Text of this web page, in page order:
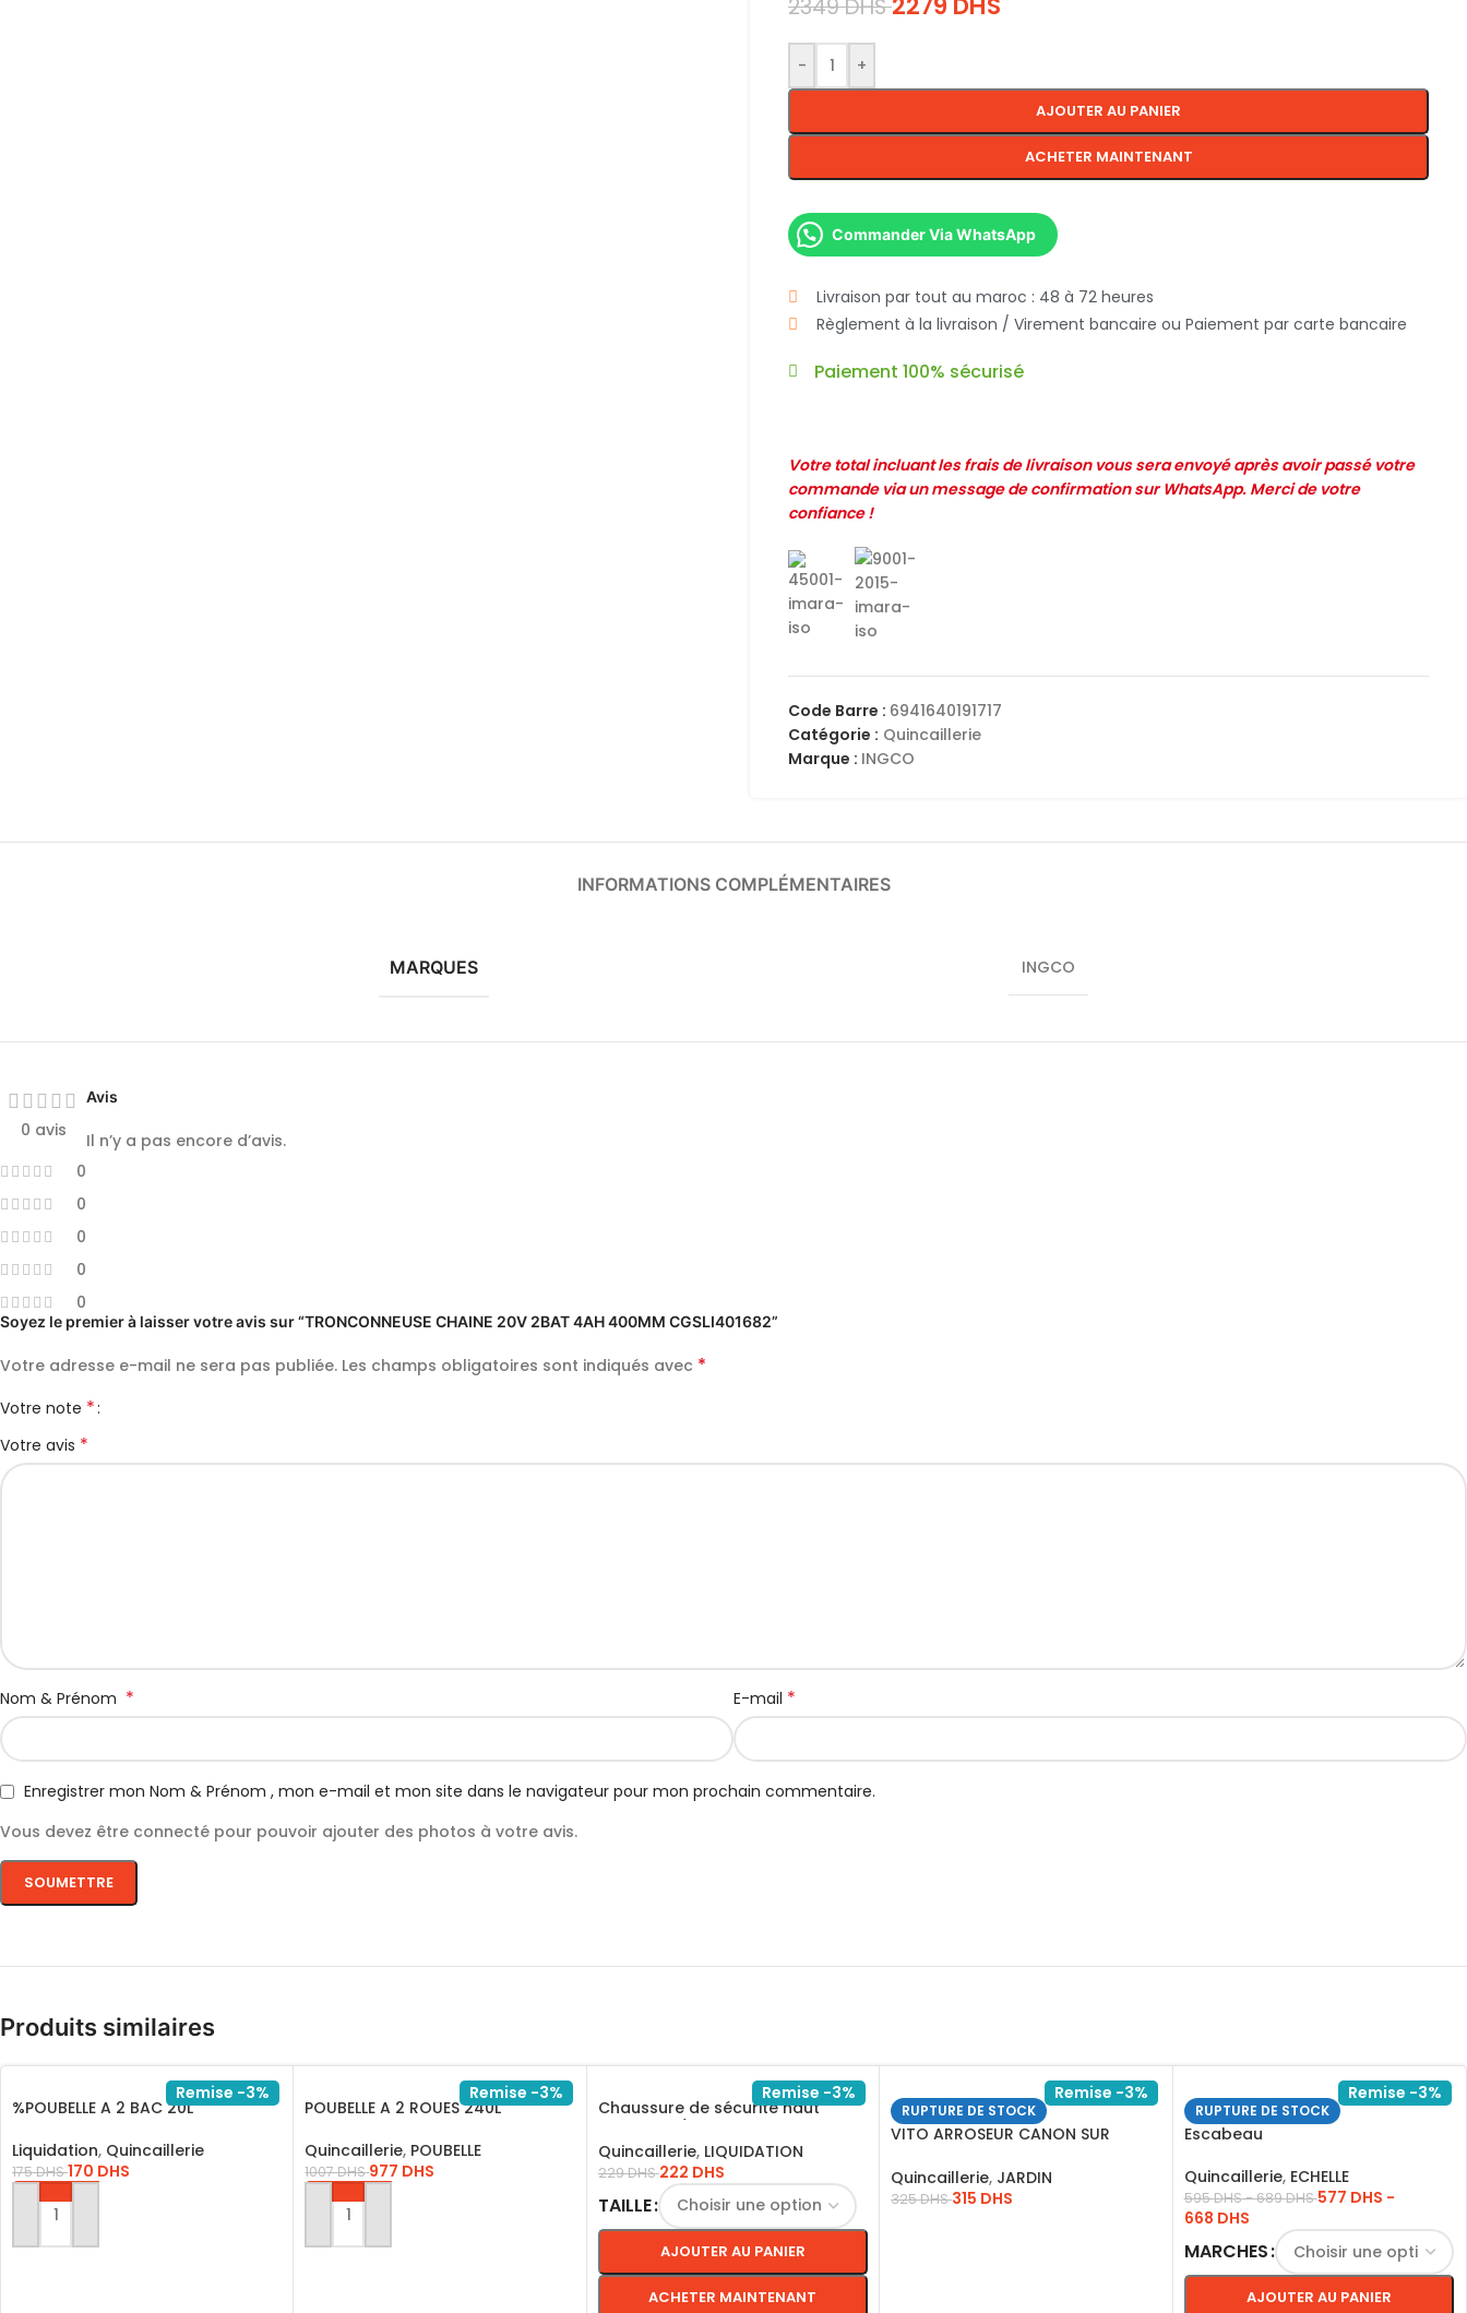
2349DHS
- +
AJOUTER AU PANIER
ACHETER MAINTENANT
Commander Via WhatsApp
Livraison par tout au maroc : 48 à 72 heures
Règlement à la livraison / Virement bancaire ou Paiement par carte bancaire
Paiement 100% sécurisé
Votre total incluant les frais de livraison vous sera envoyé après avoir passé votre
commande via un message de confirmation sur WhatsApp. Merci de votre
confiance !
Code Barre : 6941640191717
Catégorie : Quincaillerie
Marque : INGCO
INFORMATIONS COMPLÉMENTAIRES
MARQUES INGCO
0 avis
0
0
0
0
0
Avis
Il n’y a pas encore d’avis.
Soyez le premier à laisser votre avis sur “TRONCONNEUSE CHAINE 20V 2BAT 4AH 400MM CGSLI401682”
Votre adresse e-mail ne sera pas publiée. Les champs obligatoires sont indiqués avec *
Votre note *
Votre avis *
Nom & Prénom * E-mail *
Enregistrer mon Nom & Prénom , mon e-mail et mon site dans le navigateur pour mon prochain commentaire.
Vous devez être connecté pour pouvoir ajouter des photos à votre avis.
Produits similaires
Remise -3%
%POUBELLE A 2 BAC 20L
Liquidation, Quincaillerie
175DHS170 DHS
AJOUTER AU PANIER
Remise -3%
POUBELLE A 2 ROUES 240L
Quincaillerie, POUBELLE
1007DHS977 DHS
AJOUTER AU PANIER
Remise -3%
Chaussure de sécurité haut
Quincaillerie, LIQUIDATION
229DHS222 DHS
TAILLE
AJOUTER AU PANIER
ACHETER MAINTENANT
Remise -3%
RUPTURE DE STOCK
VITO ARROSEUR CANON SUR
Quincaillerie, JARDIN
325DHS 315 DHS
Remise -3%
RUPTURE DE STOCK
Escabeau
Quincaillerie, ECHELLE
595DHS-689DHS577 DHS -
668 DHS
MARCHES
AJOUTER AU PANIER